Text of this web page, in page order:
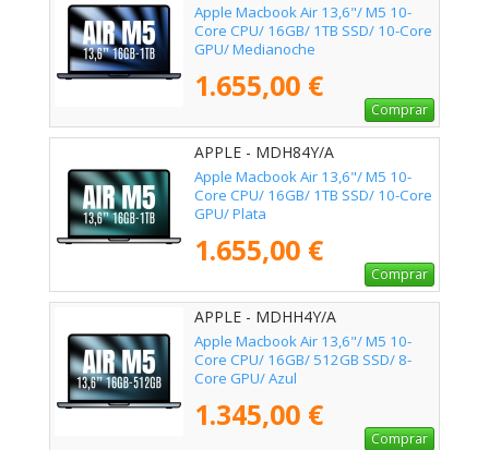
Apple Macbook Air 13,6"/ M5 10-
Core CPU/ 16GB/ 1TB SSD/ 10-Core
GPU/ Medianoche
1.655,00 €
Comprar
APPLE - MDH84Y/A
Apple Macbook Air 13,6"/ M5 10-
Core CPU/ 16GB/ 1TB SSD/ 10-Core
GPU/ Plata
1.655,00 €
Comprar
APPLE - MDHH4Y/A
Apple Macbook Air 13,6"/ M5 10-
Core CPU/ 16GB/ 512GB SSD/ 8-
Core GPU/ Azul
1.345,00 €
Comprar